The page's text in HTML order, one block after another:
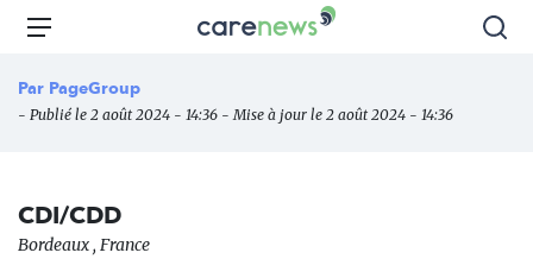
Aller
principal
Carenews,
des
Menu
Par PageGroup
- Publié le 2 août 2024 - 14:36 - Mise à jour le 2 août 2024 - 14:36
CDI/CDD
Bordeaux , France